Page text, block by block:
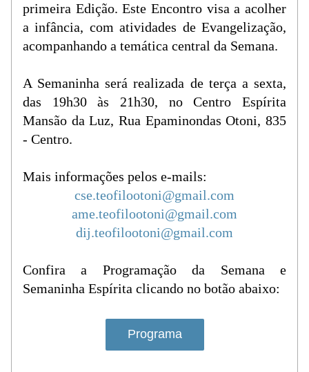
primeira Edição. Este Encontro visa a acolher
a infância, com atividades de Evangelização,
acompanhando a temática central da Semana.
A Semaninha será realizada de terça a sexta,
das 19h30 às 21h30, no Centro Espírita
Mansão da Luz, Rua Epaminondas Otoni, 835
- Centro.
Mais informações pelos e-mails:
cse.teofilootoni@gmail.com
ame.teofilootoni@gmail.com
dij.teofilootoni@gmail.com
Confira a Programação da Semana e
Semaninha Espírita clicando no botão abaixo:
Programa